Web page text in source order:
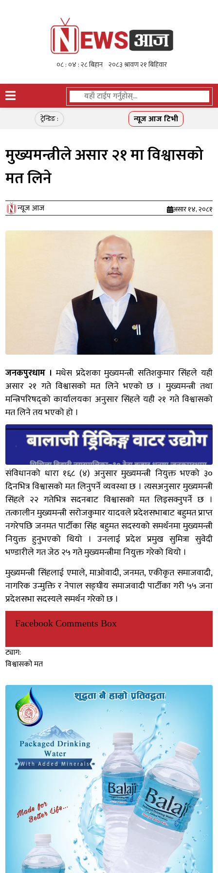
ट्रेन्डिङ : न्यूज आज टिभी
मुख्यमन्त्रीले असार २१ मा विश्वासको
मत लिने
न्यूज आज असार १४, २०८१
जनकपुरधाम । मधेस प्रदेशका मुख्यमन्त्री सतिशकुमार सिंहले यही
असार २१ गते विश्वासको मत लिने भएको छ । मुख्यमन्त्री तथा
मन्त्रिपरिषद्को कार्यालयका अनुसार सिंहले यही २१ गते विश्वासको
मत लिने तय भएको हो ।
संविधानको धारा १६८ (४) अनुसार मुख्यमन्त्री नियुक्त भएको ३०
दिनभित्र विश्वासको मत लिनुपर्ने व्यवस्था छ । त्यसअनुसार मुख्यमन्त्री
सिंहले २२ गतेभित्र सदनबाट विश्वासको मत लिइसक्नुपर्ने छ ।
तत्कालीन मुख्यमन्त्री सरोजकुमार यादवले प्रदेशसभाबाट बहुमत प्राप्त
नगरेपछि जनमत पार्टीका सिंह बहुमत सदस्यको समर्थनमा मुख्यमन्त्री
नियुक्त हुनुभएको थियो । उनलाई प्रदेश प्रमुख सुमित्रा सुवेदी
भण्डारीले गत जेठ २५ गते मुख्यमन्त्रीमा नियुक्त गरेको थियो ।
मुख्यमन्त्री सिंहलाई एमाले, माओवादी, जनमत, एकीकृत समाजवादी,
नागरिक उन्मुक्ति र नेपाल सङ्घीय समाजवादी पार्टीका गरी ५५ जना
प्रदेशसभा सदस्यले समर्थन गरेको छ ।
Facebook Comments Box
ट्याग:
विश्वासको मत